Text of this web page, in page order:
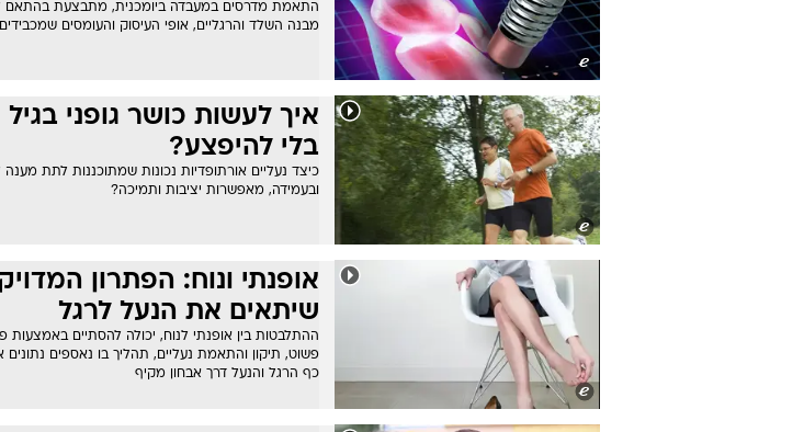
התאמת מדרסים במעבדה ביומכנית, מתבצעת בהתאם
מבנה השלד והרגליים, אופי העיסוק והעומסים שמכבידים
איך לעשות כושר גופני
בלי להיפצע?
כיצד נעליים אורתופדיות נכונות שמתוכננות לתת מענה
ובעמידה, מאפשרות יציבות ותמיכה?
אופנתי ונוח: הפתרון
שיתאים את הנעל לרגל
ההתלבטות בין אופנתי לנוח, יכולה להסתיים באמצעות
פשוט, תיקון והתאמת נעליים, תהליך בו נאספים נתונים
כף הרגל והנעל דרך אבחון מקיף